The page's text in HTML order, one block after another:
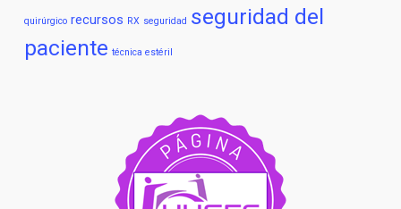
quirúrgico recursos RX seguridad seguridad del
paciente técnica estéril